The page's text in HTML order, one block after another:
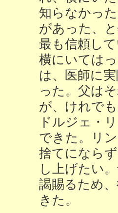
知らなかっ
があった、
最も信頼し
横にいては
は、医師に
った。父は
が、けれで
ドルジェ・
できた。リ
捨てになら
し上げたい
謁賜るため
きた。